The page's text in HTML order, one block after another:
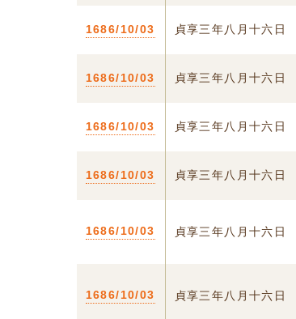
1686/10/03 貞享三年八月十六日
1686/10/03 貞享三年八月十六日
1686/10/03 貞享三年八月十六日
1686/10/03 貞享三年八月十六日
1686/10/03 貞享三年八月十六日
1686/10/03 貞享三年八月十六日